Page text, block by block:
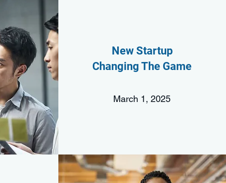
New Startup
Changing The Game
March 1, 2025